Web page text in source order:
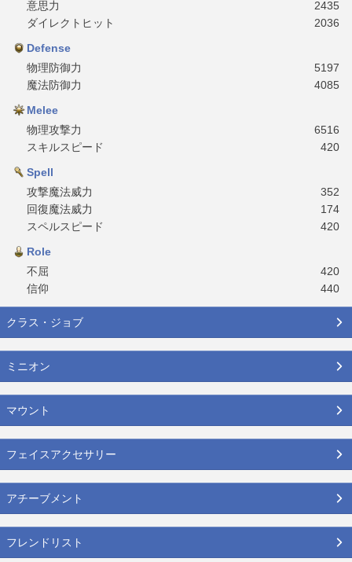
意思力
2435
ダイレクトヒット
2036
Defense
物理防御力
5197
魔法防御力
4085
Melee
物理攻撃力
6516
スキルスピード
420
Spell
攻撃魔法威力
352
回復魔法威力
174
スペルスピード
420
Role
不屈
420
信仰
440
クラス・ジョブ
ミニオン
マウント
フェイスアクセサリー
アチーブメント
フレンドリスト